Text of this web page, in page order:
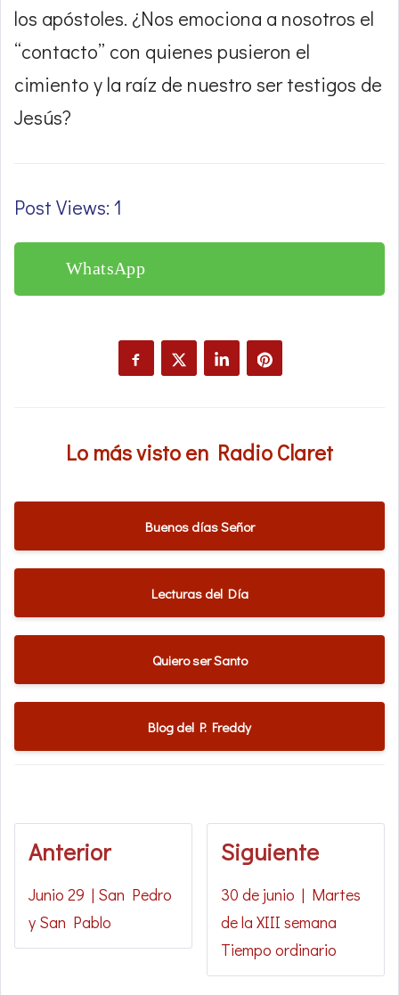
los apóstoles. ¿Nos emociona a nosotros el
“contacto” con quienes pusieron el
cimiento y la raíz de nuestro ser testigos de
Jesús?
Post Views: 1
WhatsApp
Lo más visto en Radio Claret
Buenos días Señor
Lecturas del Día
Quiero ser Santo
Blog del P. Freddy
Anterior
Junio 29 | San Pedro
y San Pablo
Siguiente
30 de junio | Martes
de la XIII semana
Tiempo ordinario